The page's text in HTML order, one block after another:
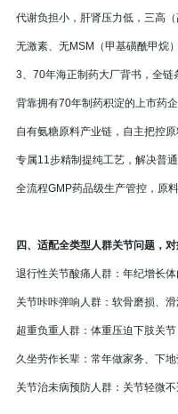
代谢负担小，肝肾压力低，三高（
无激素、无MSM（甲基磺酰甲烷
3、70年海正制药大厂背书，全链
背靠拥有70年制药积淀的上市药企
自有氨糖原料产业链，自主把控原
专属11步精制提纯工艺，解决普通
全流程GMP药品级生产管控，原
四、适配全类型人群关节问题，
退行性关节酸痛人群：年纪增长体
关节咔咔弹响人群：软骨磨损、滑
超重负重人群：体重压迫下肢关节
久坐劳作长辈：常年做家务、下地
关节治未病预防人群：关节轻微不